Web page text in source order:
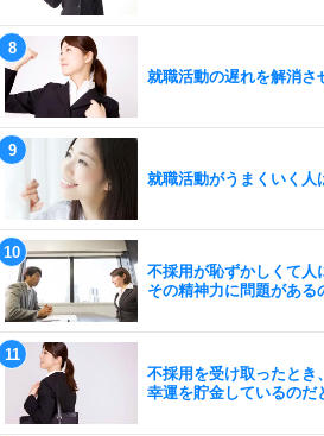
就職活動の遅れを解消さ
就職活動がうまくいく人
不採用が恥ずかしくて人
その精神力に問題がある
不採用を受け取ったとき
幸運を貯金しているのだ